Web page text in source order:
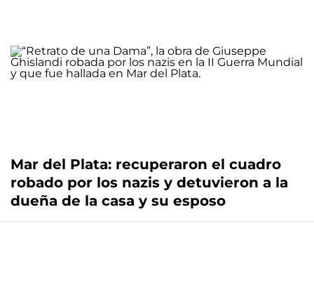
Mar del Plata: recuperaron el cuadro
robado por los nazis y detuvieron a la
dueña de la casa y su esposo